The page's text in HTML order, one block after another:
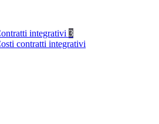
integrativi 3
contratti integrativi